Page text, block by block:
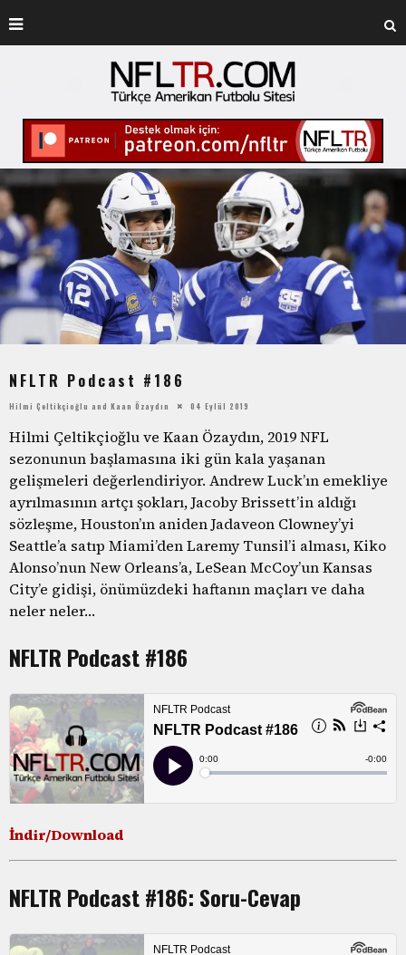
NFLTR Podcast #186
Hilmi Çeltikçioğlu and Kaan Özaydın 04 Eylül 2019
Hilmi Çeltikçioğlu ve Kaan Özaydın, 2019 NFL
sezonunun başlamasına iki gün kala yaşanan
gelişmeleri değerlendiriyor. Andrew Luck’ın emekliye
ayrılmasının artçı şokları, Jacoby Brissett’in aldığı
sözleşme, Houston’ın aniden Jadaveon Clowney’yi
Seattle’a satıp Miami’den Laremy Tunsil’i alması, Kiko
Alonso’nun New Orleans’a, LeSean McCoy’un Kansas
City’e gidişi, önümüzdeki haftanın maçları ve daha
neler neler…
NFLTR Podcast #186
İndir/Download
NFLTR Podcast #186: Soru-Cevap